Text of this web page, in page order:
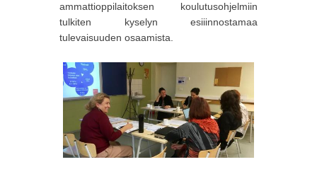
ammattioppilaitoksen koulutusohjelmiin
tulkiten kyselyn esiiinnostamaa
tulevaisuuden osaamista.